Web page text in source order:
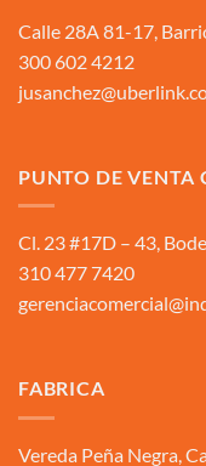
Calle 28A 81-17,
300 602 4212
PUNTO DE VENTA
Cl. 23 #17D – 43,
310 477 7420
FABRICA
Vereda Peña Negra,